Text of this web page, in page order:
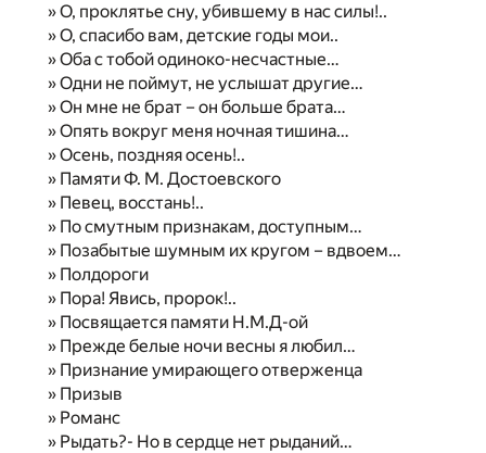
» О, проклятье сну, убившему в нас силы!..
» О, спасибо вам, детские годы мои..
» Оба с тобой одиноко-несчастные…
» Одни не поймут, не услышат другие…
» Он мне не брат – он больше брата…
» Опять вокруг меня ночная тишина…
» Осень, поздняя осень!..
» Памяти Ф. М. Достоевского
» Певец, восстань!..
» По смутным признакам, доступным…
» Позабытые шумным их кругом – вдвоем…
» Полдороги
» Пора! Явись, пророк!..
» Посвящается памяти Н.М.Д-ой
» Прежде белые ночи весны я любил…
» Признание умирающего отверженца
» Призыв
» Романс
» Рыдать?- Но в сердце нет рыданий…